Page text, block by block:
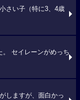
さい子（特に3、4歳
セイレーンがめっち
しますが、面白かっ